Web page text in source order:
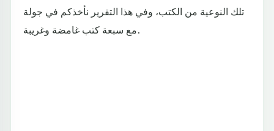
تلك النوعية من الكتب، وفي هذا التقرير نأخذكم في جولة
مع سبعة كتب غامضة وغريبة.